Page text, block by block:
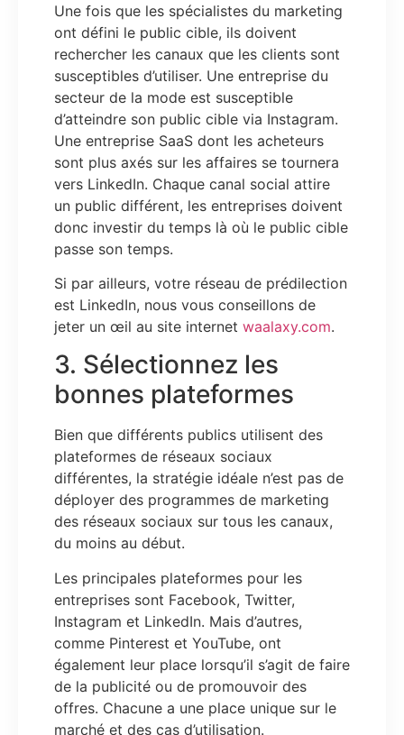
Une fois que les spécialistes du marketing
ont défini le public cible, ils doivent
rechercher les canaux que les clients sont
susceptibles d’utiliser. Une entreprise du
secteur de la mode est susceptible
d’atteindre son public cible via Instagram.
Une entreprise SaaS dont les acheteurs
sont plus axés sur les affaires se tournera
vers LinkedIn. Chaque canal social attire
un public différent, les entreprises doivent
donc investir du temps là où le public cible
passe son temps.
Si par ailleurs, votre réseau de prédilection
est LinkedIn, nous vous conseillons de
jeter un œil au site internet waalaxy.com.
3. Sélectionnez les
bonnes plateformes
Bien que différents publics utilisent des
plateformes de réseaux sociaux
différentes, la stratégie idéale n’est pas de
déployer des programmes de marketing
des réseaux sociaux sur tous les canaux,
du moins au début.
Les principales plateformes pour les
entreprises sont Facebook, Twitter,
Instagram et LinkedIn. Mais d’autres,
comme Pinterest et YouTube, ont
également leur place lorsqu’il s’agit de faire
de la publicité ou de promouvoir des
offres. Chacune a une place unique sur le
marché et des cas d’utilisation.